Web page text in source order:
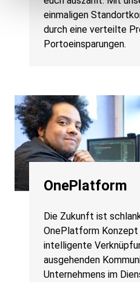
einmaligen
durch eine verteilte
Portoeinsparungen.
OnePlatform
Die Zukunft ist
OnePlatform
intelligente
ausgehenden
Unternehmens im